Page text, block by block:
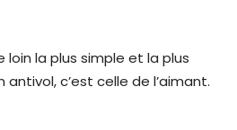
la plus simple et la plus
c’est celle de l’aimant.